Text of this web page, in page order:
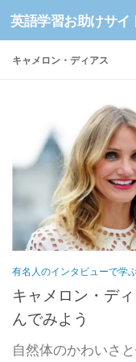
コンテンツへスキップ
英語学習お助けサイ
キャメロン・ディアス
有名人のインタビューで学
キャメロン・デ
んでみよう
自然体のかわいさ